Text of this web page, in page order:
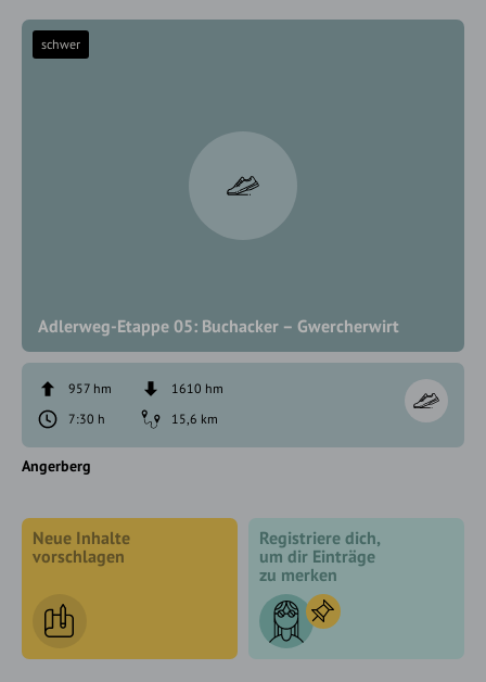
Adlerweg-Etappe 05: Buchacker – Gwercherwirt
schwer
957 hm
1610 hm
7:30 h
15,6 km
Angerberg
Neue Inhalte
vorschlagen
Registriere dich,
um dir Einträge
zu merken